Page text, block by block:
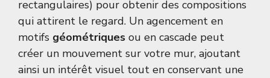
rectangulaires) pour obtenir des compositions
qui attirent le regard. Un agencement en
motifs géométriques ou en cascade peut
créer un mouvement sur votre mur, ajoutant
ainsi un intérêt visuel tout en conservant une